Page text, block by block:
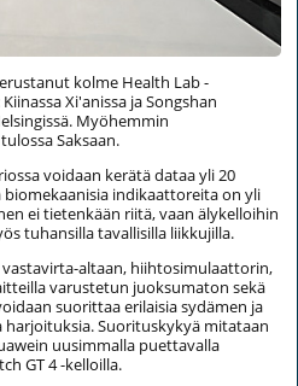
kolme Health Lab -
Xi'anissa ja Songshan
Myöhemmin
Saksaan.
voidaan kerätä dataa yli 20
biomekaanisia indikaattoreita on yli
ei tietenkään riitä, vaan älykelloihin
tuhansilla tavallisilla liikkujilla.
altaan, hiihtosimulaattorin,
varustetun juoksumaton sekä
suorittaa erilaisia sydämen ja
Suorituskykyä mitataan
uusimmalla puettavalla
GT 4 -kelloilla.